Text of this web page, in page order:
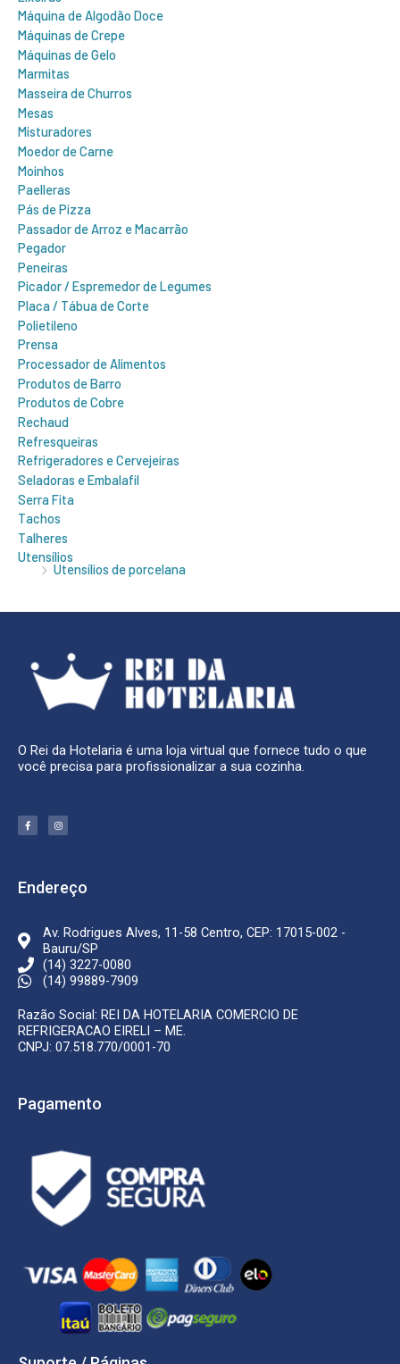
Máquina de Algodão Doce
Máquinas de Crepe
Máquinas de Gelo
Marmitas
Masseira de Churros
Mesas
Misturadores
Moedor de Carne
Moinhos
Paelleras
Pás de Pizza
Passador de Arroz e Macarrão
Pegador
Peneiras
Picador / Espremedor de Legumes
Placa / Tábua de Corte
Polietileno
Prensa
Processador de Alimentos
Produtos de Barro
Produtos de Cobre
Rechaud
Refresqueiras
Refrigeradores e Cervejeiras
Seladoras e Embalafil
Serra Fita
Tachos
Talheres
Utensílios
Utensílios de porcelana
O Rei da Hotelaria é uma loja virtual que fornece tudo o que
você precisa para profissionalizar a sua cozinha.
F
a
c
k
-
I
n
s
m
Endereço
Av. Rodrigues Alves, 11-58 Centro, CEP: 17015-002 -
Bauru/SP
(14) 3227-0080
(14) 99889-7909
Razão Social: REI DA HOTELARIA COMERCIO DE
REFRIGERACAO EIRELI – ME.
CNPJ: 07.518.770/0001-70
Pagamento